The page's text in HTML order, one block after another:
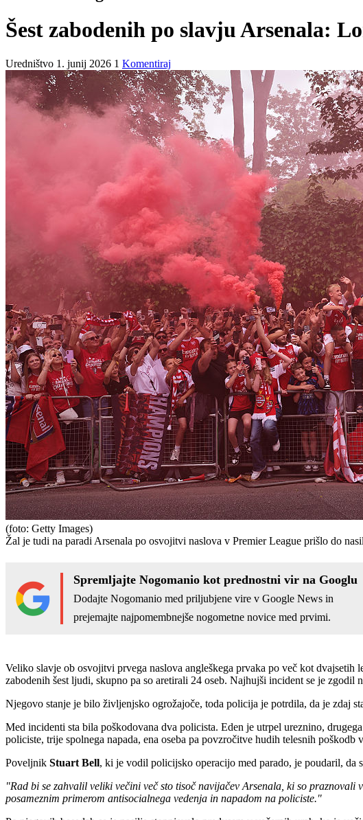
Šest zabodenih po slavju Arsenala:
Uredništvo 1. junij 2026 1 Komentiraj
(foto: Getty Images)
Žal je tudi na paradi Arsenala po osvojitvi naslova v Premier League prišlo do
Spremljajte Nogomanio kot prednostni vir na Googlu
Dodajte Nogomanio med priljubjene vire v Google News in
prejemajte najpomembnejše nogometne novice med prvimi.
Veliko slavje ob osvojitvi prvega naslova angleškega prvaka po več kot
zabodenih šest ljudi, skupno pa so aretirali 24 oseb. Najhujši incident se je
Njegovo stanje je bilo življenjsko ogrožajoče, toda policija je potrdila, da je zdaj
Med incidenti sta bila poškodovana dva policista. Eden je utrpel ureznino,
policiste, trije spolnega napada, ena oseba pa povzročitve hudih telesnih
Poveljnik Stuart Bell, ki je vodil policijsko operacijo med parado, je poudaril, da
"Rad bi se zahvalil veliki večini več sto tisoč navijačev Arsenala, ki so
posameznim primerom antisocialnega vedenja in napadom na policiste."